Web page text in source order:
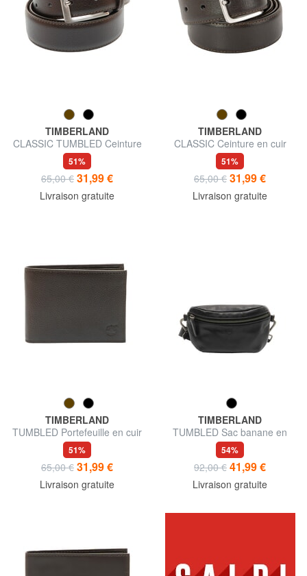
TIMBERLAND
CLASSIC TUMBLED Ceinture
en cuir raccourcissable
51%
65,00 € 31,99 €
Livraison gratuite
TIMBERLAND
CLASSIC Ceinture en cuir
Saffiano, raccourcissable
51%
65,00 € 31,99 €
Livraison gratuite
TIMBERLAND
TUMBLED Portefeuille en cuir
avec porte-monnaie
51%
65,00 € 31,99 €
Livraison gratuite
TIMBERLAND
TUMBLED Sac banane en
cuir
54%
92,00 € 41,99 €
Livraison gratuite